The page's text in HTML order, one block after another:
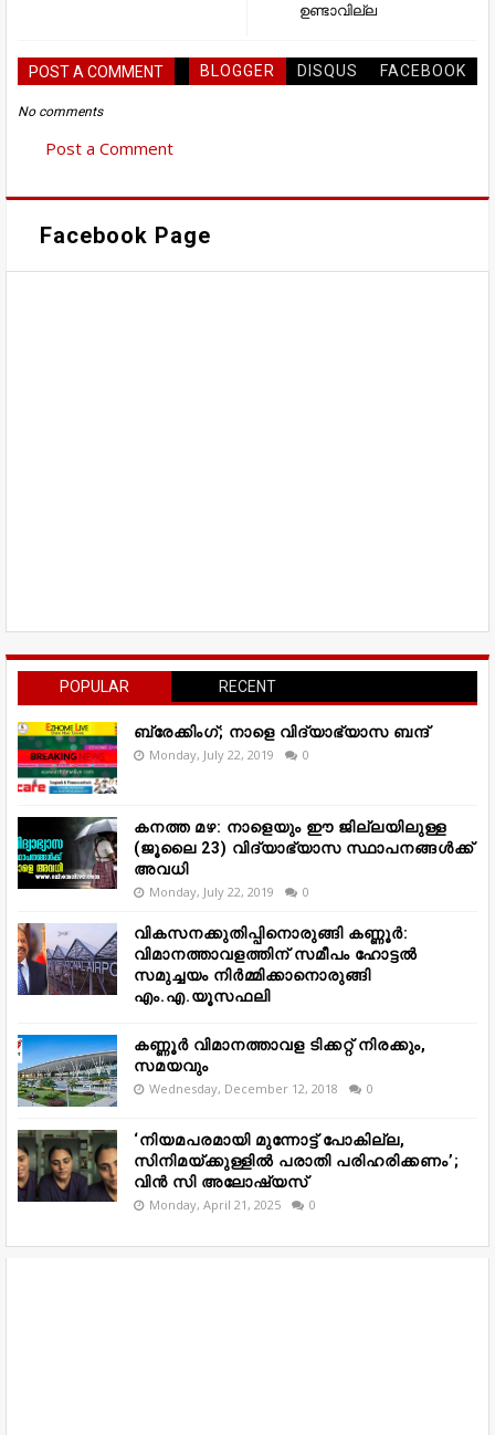
ഉണ്ടാവില്ല
POST A COMMENT BLOGGER DISQUS FACEBOOK
No comments
Post a Comment
Facebook Page
POPULAR RECENT
ബ്രേക്കിംഗ്; നാളെ വിദ്യാഭ്യാസ ബന്ദ്
Monday, July 22, 2019 0
കനത്ത മഴ: നാളെയും ഈ ജില്ലയിലുള്ള
(ജൂലൈ 23) വിദ്യാഭ്യാസ സ്ഥാപനങ്ങൾക്ക്
അവധി
Monday, July 22, 2019 0
വികസനക്കുതിപ്പിനൊരുങ്ങി കണ്ണൂർ:
വിമാനത്താവളത്തിന് സമീപം ഹോട്ടൽ
സമുച്ചയം നിർമ്മിക്കാനൊരുങ്ങി
എം.എ.യൂസഫലി
കണ്ണൂർ വിമാനത്താവള ടിക്കറ്റ് നിരക്കും,
സമയവും
Wednesday, December 12, 2018 0
‘നിയമപരമായി മുന്നോട്ട് പോകില്ല,
സിനിമയ്ക്കുള്ളിൽ പരാതി പരിഹരിക്കണം’;
വിൻ സി അലോഷ്യസ്
Monday, April 21, 2025 0